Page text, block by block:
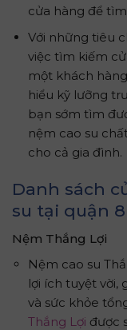
cửa hàng để
Với những tiêu
việc tìm kiếm
một khách
hiểu kỹ lưỡng
bạn sớm tìm
nệm cao su
cho cả gia đình.
Danh sách
su tại quận
Nệm Thắng Lợi
Nệm cao su
lợi ích tuyệt vời,
và sức khỏe
Thắng Lợi được